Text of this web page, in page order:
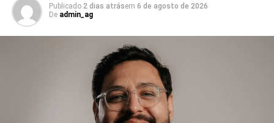
ativados até mesmo no WhatsApp, foram implementados
nas lojas virtuais há anos, quando ainda eram novidades
em fase de testes.
Ou seja, é importante para qualquer empresa ficar de
olho nas possibilidades que a IA oferece agora e deve
oferecer em breve para os negócios. Alguns exemplos
valem ser destacados:
Publicado 2 dias atrásem 6 de agosto de 2026
De admin_ag